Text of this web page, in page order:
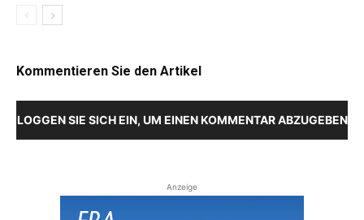
Kommentieren Sie den Artikel
LOGGEN SIE SICH EIN, UM EINEN KOMMENTAR ABZUGEBEN
Anzeige